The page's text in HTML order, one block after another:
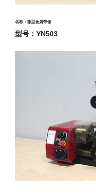
名称：微型金属带锯
型号：YN503